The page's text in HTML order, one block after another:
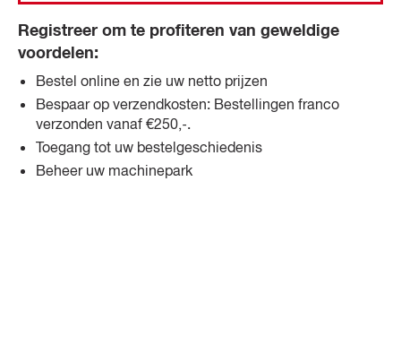
Registreer om te profiteren van geweldige
voordelen:
Bestel online en zie uw netto prijzen
Bespaar op verzendkosten: Bestellingen franco
verzonden vanaf €250,-.
Toegang tot uw bestelgeschiedenis
Beheer uw machinepark